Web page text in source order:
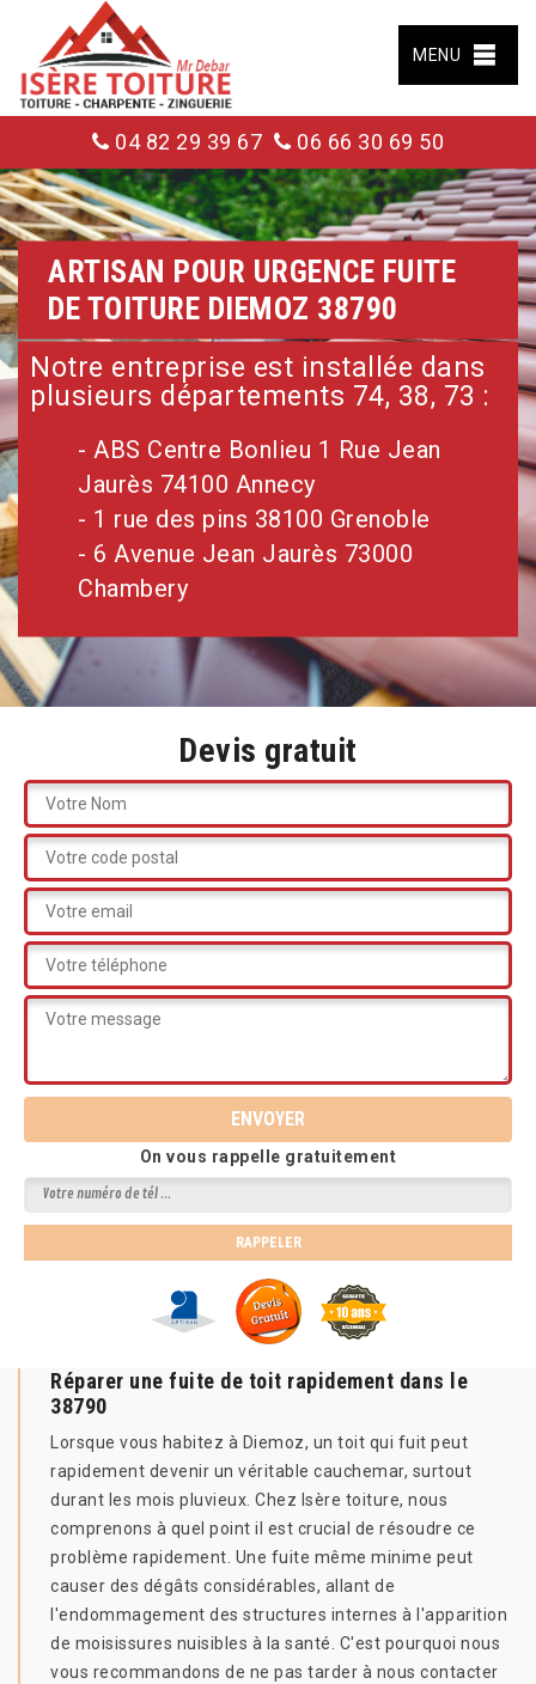
MENU
04 82 29 39 67 06 66 30 69 50
ARTISAN POUR URGENCE FUITE
DE TOITURE DIEMOZ 38790
Notre entreprise est installée dans
plusieurs départements 74, 38, 73 :
- ABS Centre Bonlieu 1 Rue Jean
Jaurès 74100 Annecy
- 1 rue des pins 38100 Grenoble
- 6 Avenue Jean Jaurès 73000
Chambery
Devis gratuit
On vous rappelle gratuitement
Réparer une fuite de toit rapidement dans le
38790
Lorsque vous habitez à Diemoz, un toit qui fuit peut
rapidement devenir un véritable cauchemar, surtout
durant les mois pluvieux. Chez Isère toiture, nous
comprenons à quel point il est crucial de résoudre ce
problème rapidement. Une fuite même minime peut
causer des dégâts considérables, allant de
l'endommagement des structures internes à l'apparition
de moisissures nuisibles à la santé. C'est pourquoi nous
vous recommandons de ne pas tarder à nous contacter